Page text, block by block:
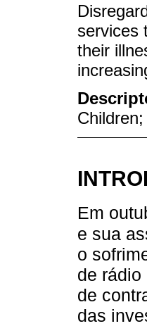
services
their
Em
e sua
o
de
de
das